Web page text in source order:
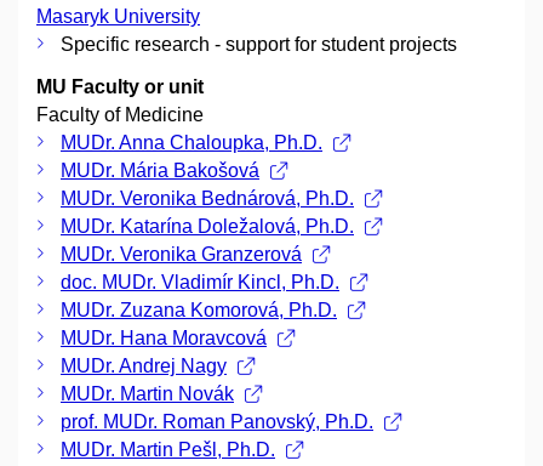
Masaryk University
Specific research - support for student projects
MU Faculty or unit
Faculty of Medicine
MUDr. Anna Chaloupka, Ph.D.
MUDr. Mária Bakošová
MUDr. Veronika Bednárová, Ph.D.
MUDr. Katarína Doležalová, Ph.D.
MUDr. Veronika Granzerová
doc. MUDr. Vladimír Kincl, Ph.D.
MUDr. Zuzana Komorová, Ph.D.
MUDr. Hana Moravcová
MUDr. Andrej Nagy
MUDr. Martin Novák
prof. MUDr. Roman Panovský, Ph.D.
MUDr. Martin Pešl, Ph.D.